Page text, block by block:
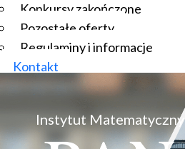
Konkursy zakończone
Pozostałe oferty
Regulaminy i informacje
Kontakt
Instytut Matematyczny